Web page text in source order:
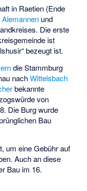
in Raetien (Ende
Alemannen und
Die erste
ist
bezeugt ist.
die Stammburg
nachWittelsbach
bekannte
von
Die Burg wurde
Bau
um eine Gebühr auf
Auch an diese
Bau im 16.